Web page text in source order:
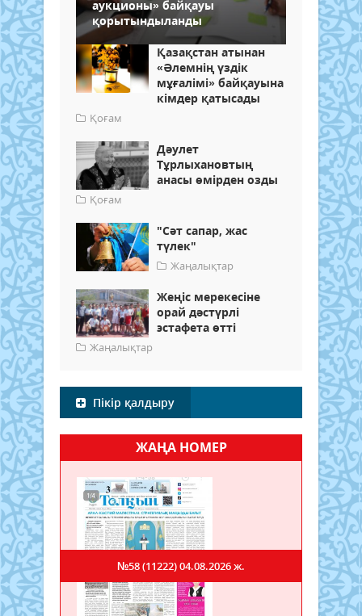
аукционы» байқауы
қорытындыланды
Қазақстан атынан
«Әлемнің үздік
мұғалімі» байқауына
кімдер қатысады
Қоғам
Дәулет
Тұрлыхановтың
анасы өмірден озды
Қоғам
"Сәт сапар, жас
түлек"
Жаңалықтар
Жеңіс мерекесіне
орай дәстүрлі
эстафета өтті
Жаңалықтар
Пікір қалдыру
ЖАҢА НОМЕР
№58 (11222)04.08.2026 ж.